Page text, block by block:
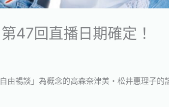
47回直播日期確定！
暢談」為概念的高森奈津美・松井惠理子的